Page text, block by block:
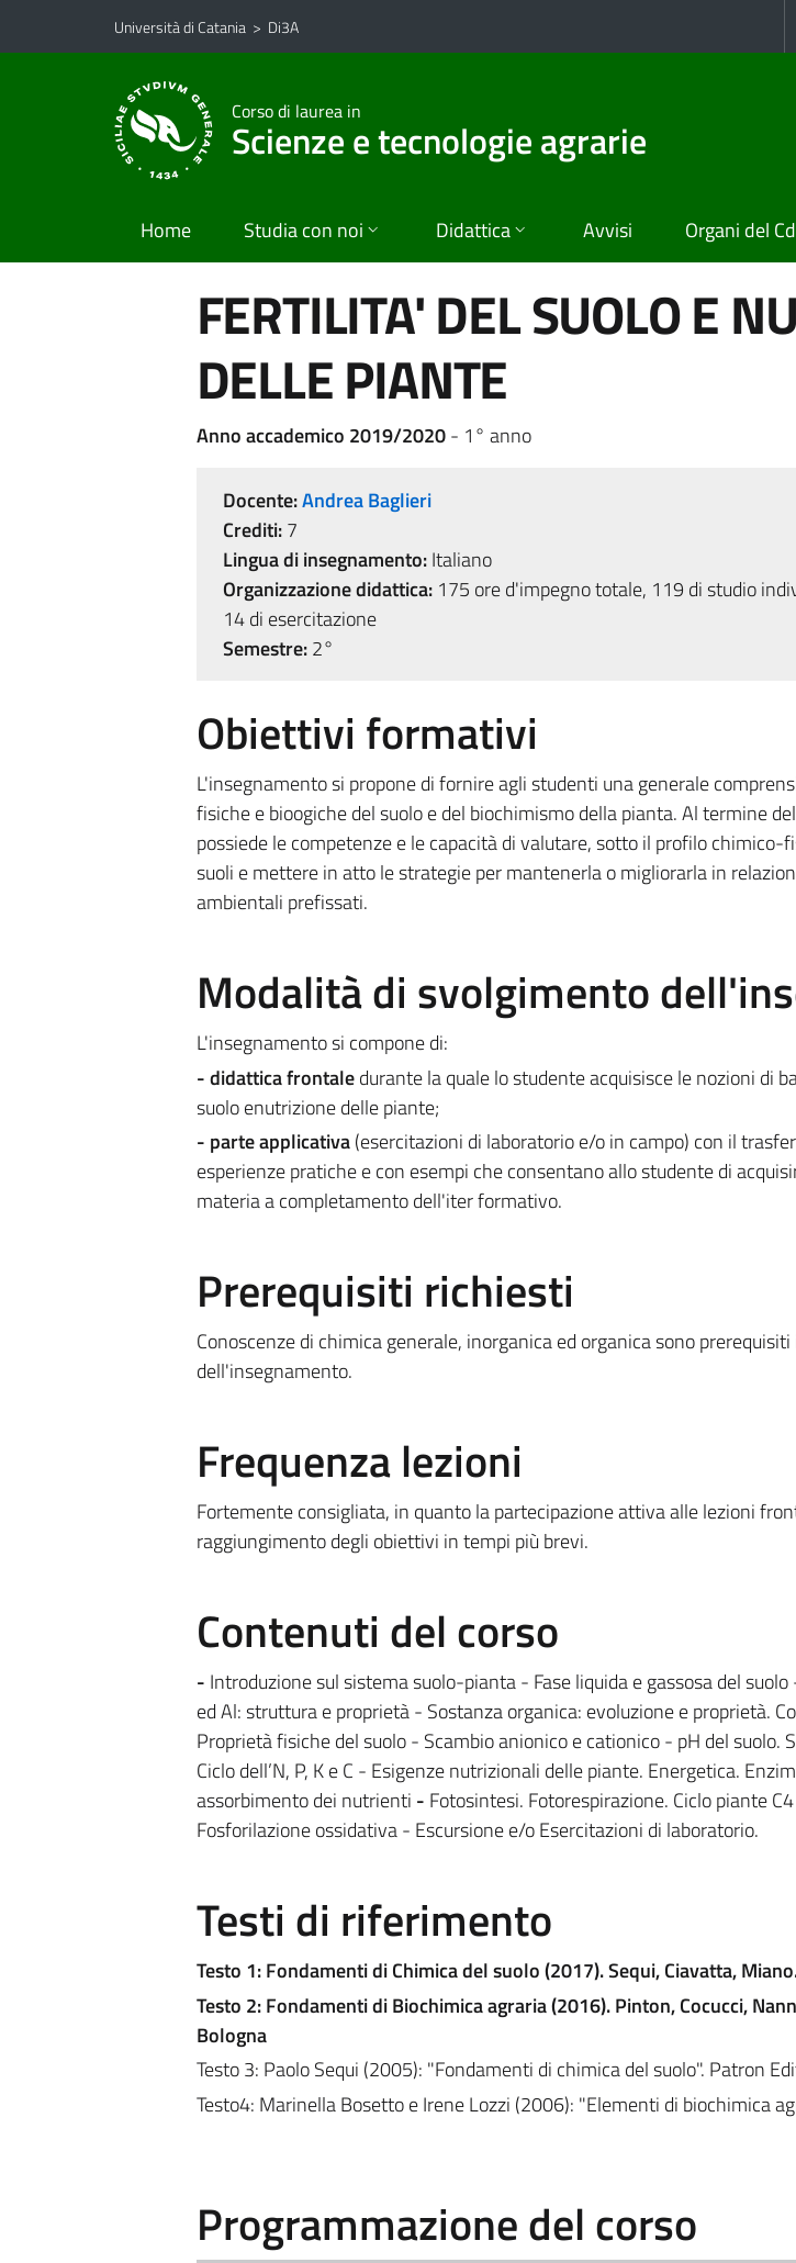
Vai al contenuto principale
Vai al menu di navigazione
Università di Catania > Di3A
Corso di laurea in
Scienze e tecnologie agrarie
Home Studia con noi Didattica Avvisi Organi del
FERTILITA' DEL SUOLO E
DELLE PIANTE
Anno accademico 2019/2020- 1° anno
Docente:Andrea Baglieri
Crediti:7
Lingua di insegnamento:Italiano
Organizzazione didattica:175 ore d'impegno totale, 119 di studio
14 di esercitazione
Semestre:2°
Obiettivi formativi
L'insegnamento si propone di fornire agli studenti una generale
fisiche e bioogiche del suolo e del biochimismo della pianta. Al termine
possiede le competenze e le capacità di valutare, sotto il profilo chimico-
suoli e mettere in atto le strategie per mantenerla o migliorarla in
ambientali prefissati.
Modalità di svolgimento
L'insegnamento si compone di:
- didattica frontaledurante la quale lo studente acquisisce le nozioni di
suolo enutrizione delle piante;
- parte applicativa(esercitazioni di laboratorio e/o in campo) con il
esperienze pratiche e con esempi che consentano allo studente di
materia a completamento dell'iter formativo.
Prerequisiti richiesti
Conoscenze di chimica generale, inorganica ed organica sono
dell'insegnamento.
Frequenza lezioni
Fortemente consigliata, in quanto la partecipazione attiva alle lezioni
raggiungimento degli obiettivi in tempi più brevi.
Contenuti del corso
- Introduzione sul sistema suolo-pianta - Fase liquida e gassosa del
ed Al: struttura e proprietà - Sostanza organica: evoluzione e proprietà.
Proprietà fisiche del suolo - Scambio anionico e cationico - pH del suolo.
Ciclo dell’N, P, K e C - Esigenze nutrizionali delle piante. Energetica.
assorbimento dei nutrienti - Fotosintesi. Fotorespirazione. Ciclo piante
Fosforilazione ossidativa - Escursione e/o Esercitazioni di laboratorio.
Testi di riferimento
Testo 1: Fondamenti di Chimica del suolo (2017). Sequi, Ciavatta,
Testo 2: Fondamenti di Biochimica agraria (2016). Pinton, Cocucci,
Bologna
Testo 3: Paolo Sequi (2005): "Fondamenti di chimica del suolo". Patron
Testo4: Marinella Bosetto e Irene Lozzi (2006): "Elementi di biochimica
Programmazione del corso